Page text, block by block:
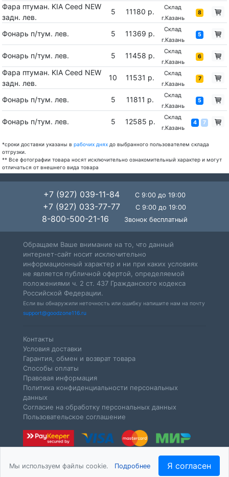
Фара птуман. KIA Ceed NEW
задн. лев.
5 11180 р.
Склад
г.Казань
8
Фонарь п/тум. лев. 5 11369 р.
Склад
г.Казань
5
Фонарь п/тум. лев. 5 11458 р.
Склад
г.Казань
6
Фара птуман. KIA Ceed NEW
задн. лев.
10 11531 р.
Склад
г.Казань
7
Фонарь п/тум. лев. 5 11811 р.
Склад
г.Казань
5
Фонарь п/тум. лев. 5 12585 р.
Склад
г.Казань
4 7
*сроки доставки указаны в рабочих днях до выбранного пользователем склада
отгрузки.
** Все фотографии товара носят исключительно ознакомительный характер и могут
отличаться от внешнего вида товара
+7 (927) 039-11-84 С 9:00 до 19:00
+7 (927) 033-77-77 С 9:00 до 19:00
8-800-500-21-16 Звонок бесплатный
Обращаем Ваше внимание на то, что данный
интернет-сайт носит исключительно
информационный характер и ни при каких условиях
не является публичной офертой, определяемой
положениями ч. 2 ст. 437 Гражданского кодекса
Российской Федерации.
Если вы обнаружили неточность или ошибку напишите нам на почту
support@goodzone116.ru
Контакты
Условия доставки
Гарантия, обмен и возврат товара
Способы оплаты
Правовая информация
Политика конфиденциальности персональных
данных
Согласие на обработку персональных данных
Пользовательское соглашение
Мы используем файлы cookie. Подробнее Я согласен